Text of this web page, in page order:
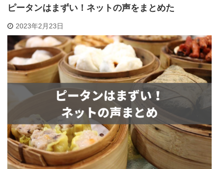
ピータンはまずい！ネットの声をまとめた
2023年2月23日